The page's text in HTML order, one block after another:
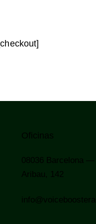
Oficinas
08036 Barcelona —
Aribau, 142